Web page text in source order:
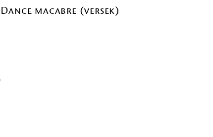
macabre (versek)